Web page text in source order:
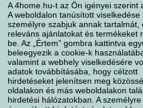
A 4home.hu-t az Ön igényei szerint
A weboldalon tanúsított viselkedése
személyre szabjuk annak tartalmát,
releváns ajánlatokat és termékeket
be. Az „Értem” gombra kattintva
beleegyezik a cookie-k
valamint a webhely viselkedésére
adatok továbbításába, hogy célzott
hirdetéseket jelenítsen meg
oldalakon és más weboldalakon
hirdetési hálózatokban. A
Fizetési módok